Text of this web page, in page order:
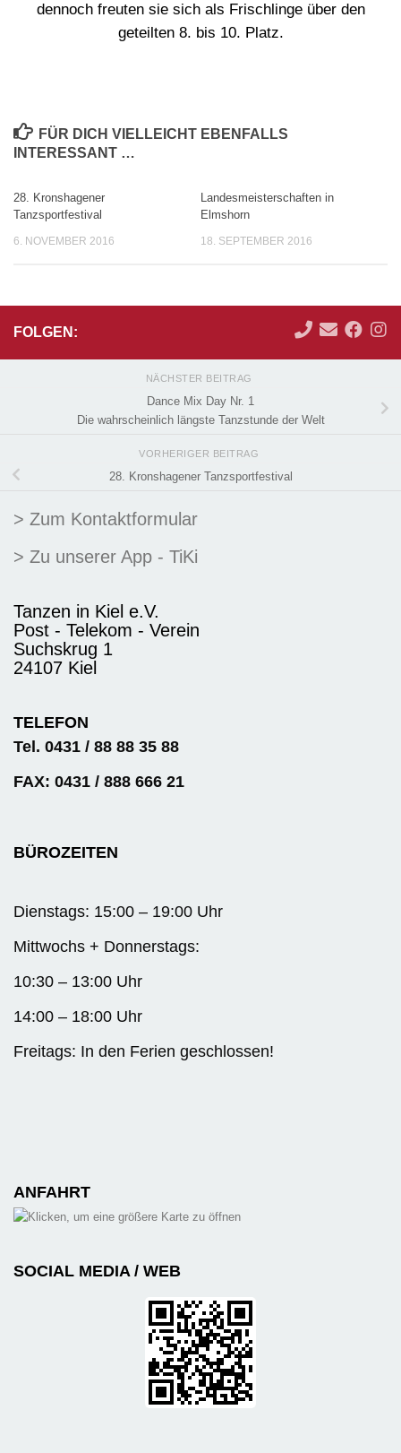
dennoch freuten sie sich als Frischlinge über den
geteilten 8. bis 10. Platz.
FÜR DICH VIELLEICHT EBENFALLS
INTERESSANT …
28. Kronshagener
Tanzsportfestival
6. NOVEMBER 2016
Landesmeisterschaften in
Elmshorn
18. SEPTEMBER 2016
FOLGEN:
NÄCHSTER BEITRAG
Dance Mix Day Nr. 1
Die wahrscheinlich längste Tanzstunde der Welt
VORHERIGER BEITRAG
28. Kronshagener Tanzsportfestival
> Zum Kontaktformular
> Zu unserer App - TiKi
Tanzen in Kiel e.V.
Post - Telekom - Verein
Suchskrug 1
24107 Kiel
TELEFON
Tel. 0431 / 88 88 35 88
FAX: 0431 / 888 666 21
BÜROZEITEN
Dienstags: 15:00 – 19:00 Uhr
Mittwochs + Donnerstags:
10:30 – 13:00 Uhr
14:00 – 18:00 Uhr
Freitags: In den Ferien geschlossen!
ANFAHRT
SOCIAL MEDIA / WEB